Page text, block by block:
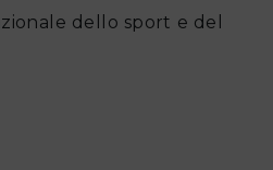
dello sport e del